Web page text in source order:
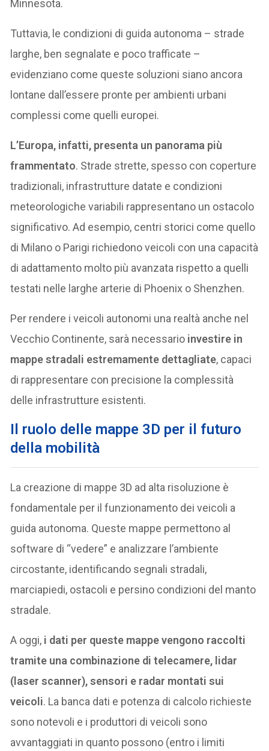
Minnesota.
Tuttavia, le condizioni di guida autonoma – strade
larghe, ben segnalate e poco trafficate –
evidenziano come queste soluzioni siano ancora
lontane dall’essere pronte per ambienti urbani
complessi come quelli europei.
L’Europa, infatti, presenta un panorama più
frammentato. Strade strette, spesso con coperture
tradizionali, infrastrutture datate e condizioni
meteorologiche variabili rappresentano un ostacolo
significativo. Ad esempio, centri storici come quello
di Milano o Parigi richiedono veicoli con una capacità
di adattamento molto più avanzata rispetto a quelli
testati nelle larghe arterie di Phoenix o Shenzhen.
Per rendere i veicoli autonomi una realtà anche nel
Vecchio Continente, sarà necessario investire in
mappe stradali estremamente dettagliate, capaci
di rappresentare con precisione la complessità
delle infrastrutture esistenti.
Il ruolo delle mappe 3D per il futuro
della mobilità
La creazione di mappe 3D ad alta risoluzione è
fondamentale per il funzionamento dei veicoli a
guida autonoma. Queste mappe permettono al
software di “vedere” e analizzare l’ambiente
circostante, identificando segnali stradali,
marciapiedi, ostacoli e persino condizioni del manto
stradale.
A oggi, i dati per queste mappe vengono raccolti
tramite una combinazione di telecamere, lidar
(laser scanner), sensori e radar montati sui
veicoli. La banca dati e potenza di calcolo richieste
sono notevoli e i produttori di veicoli sono
avvantaggiati in quanto possono (entro i limiti